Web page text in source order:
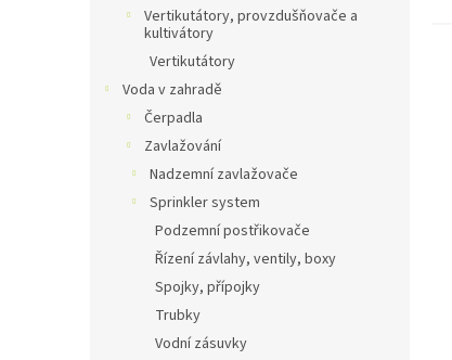
Vertikutátory, provzdušňovače a
kultivátory
Vertikutátory
Voda v zahradě
Čerpadla
Zavlažování
Nadzemní zavlažovače
Sprinkler system
Podzemní postřikovače
Řízení závlahy, ventily, boxy
Spojky, přípojky
Trubky
Vodní zásuvky